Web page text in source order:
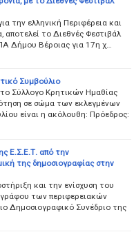
την ελληνική Περιφέρεια και
αποτελεί το Διεθνές Φεστιβάλ
Δήμου Βέροιας για 17η χ…
Συμβούλιο
Σύλλογο Κρητικών Ημαθίας
σε σώμα των εκλεγμένων
είναι η ακόλουθη: Πρόεδρος:
Ε.Σ.Ε.Τ. από την
της δημοσιογραφίας στην
και την ενίσχυση του
των περιφερειακών
Δημοσιογραφικό Συνέδριο της